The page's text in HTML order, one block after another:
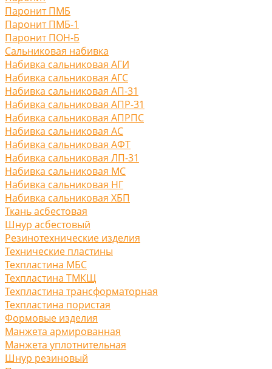
Паронит ПМБ
Паронит ПМБ-1
Паронит ПОН-Б
Сальниковая набивка
Набивка сальниковая АГИ
Набивка сальниковая АГС
Набивка сальниковая АП-31
Набивка сальниковая АПР-31
Набивка сальниковая АПРПС
Набивка сальниковая АС
Набивка сальниковая АФТ
Набивка сальниковая ЛП-31
Набивка сальниковая МС
Набивка сальниковая НГ
Набивка сальниковая ХБП
Ткань асбестовая
Шнур асбестовый
Резинотехнические изделия
Технические пластины
Техпластина МБС
Техпластина ТМКЩ
Техпластина трансформаторная
Техпластина пористая
Формовые изделия
Манжета армированная
Манжета уплотнительная
Шнур резиновый